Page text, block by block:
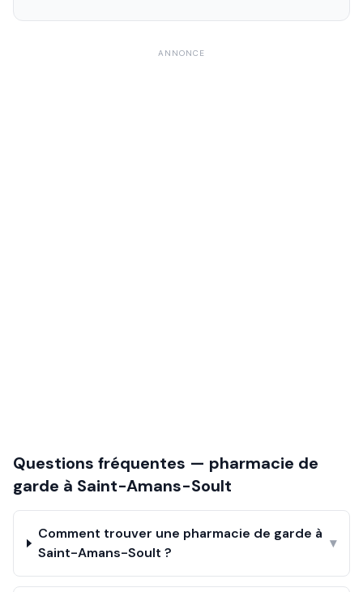
ANNONCE
Questions fréquentes — pharmacie de
garde à Saint-Amans-Soult
Comment trouver une pharmacie de garde à
Saint-Amans-Soult ?
▾